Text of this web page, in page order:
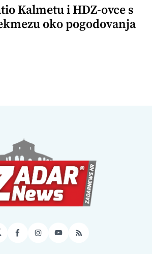
Kalmetu i HDZ-ovce s
oko pogodovanja
Facebook
Instagram
YouTube
RSS